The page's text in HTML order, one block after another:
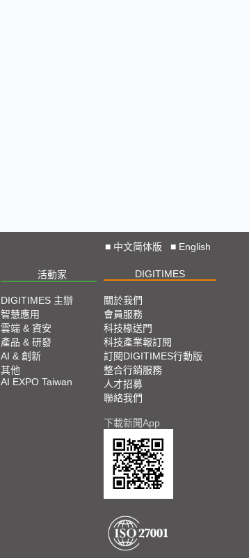
■ 中文简体版 ■ English
活動家 DIGITIMES
DIGITIMES 主辦
智慧應用
雲端 & 資安
產品 & 研發
AI & 創新
其他
AI EXPO Taiwan
關於我們
會員服務
科技椽送門
科技產業報訂閱
訂閱DIGITIMES行動版
整合行銷服務
人才招募
聯絡我們
下載新聞App